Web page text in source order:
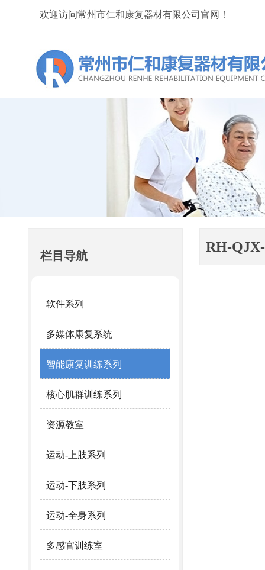
欢迎访问常州市仁和康复器材有限公司官网！
栏目导航
软件系列
多媒体康复系统
智能康复训练系列
核心肌群训练系列
资源教室
运动-上肢系列
运动-下肢系列
运动-全身系列
多感官训练室
RH-